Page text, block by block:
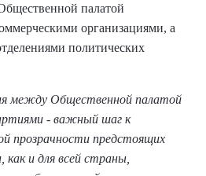
палатой
организациями, а
политических
между Общественной палатой
- важный шаг к
прозрачности предстоящих
и для всей страны,